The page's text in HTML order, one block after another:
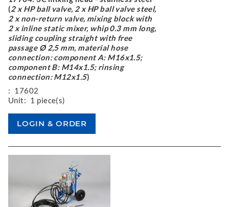
(2 x HP ball valve, 2 x HP ball valve steel,
2 x non-return valve, mixing block with
2 x inline static mixer, whip 0.3 mm long,
sliding coupling straight with free
passage Ø 2,5 mm, material hose
connection: component A: M16x1.5;
component B: M14x1.5; rinsing
connection: M12x1.5)
: 17602
Unit: 1 piece(s)